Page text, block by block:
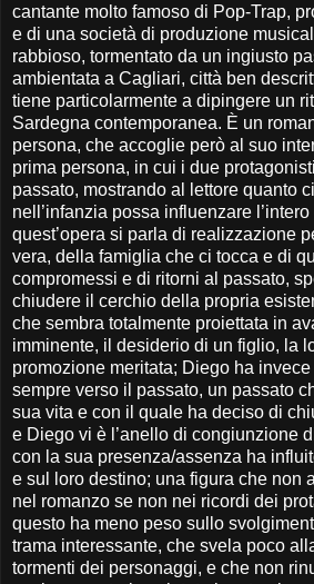
cantante molto famoso di Pop-Trap,
e di una società di produzione
rabbioso, tormentato da un ingiusto
ambientata a Cagliari, città ben
tiene particolarmente a dipingere un
Sardegna contemporanea. È un
persona, che accoglie però al suo
prima persona, in cui i due
passato, mostrando al lettore quanto
nell’infanzia possa influenzare
quest’opera si parla di realizzazione
vera, della famiglia che ci tocca e di
compromessi e di ritorni al passato,
chiudere il cerchio della propria
che sembra totalmente proiettata in
imminente, il desiderio di un figlio, la
promozione meritata; Diego ha
sempre verso il passato, un passato
sua vita e con il quale ha deciso di
e Diego vi è l’anello di congiunzione
con la sua presenza/assenza ha
e sul loro destino; una figura che non
nel romanzo se non nei ricordi dei
questo ha meno peso sullo
trama interessante, che svela poco
tormenti dei personaggi, e che non